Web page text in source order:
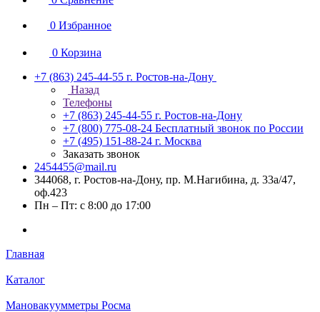
0 Избранное
0 Корзина
+7 (863) 245-44-55 г. Ростов-на-Дону
Назад
Телефоны
+7 (863) 245-44-55 г. Ростов-на-Дону
+7 (800) 775-08-24 Бесплатный звонок по России
+7 (495) 151-88-24 г. Москва
Заказать звонок
2454455@mail.ru
344068, г. Ростов-на-Дону, пр. М.Нагибина, д. 33а/47,
оф.423
Пн – Пт: с 8:00 до 17:00
Главная
Каталог
Мановакуумметры Росма